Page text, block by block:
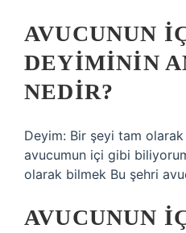
AVUCUNUN
DEYIMININ
NEDIR?
Deyim: Bir şeyi tam
avucumun içi gibi
olarak bilmek Bu şehri
AVUCUNUN